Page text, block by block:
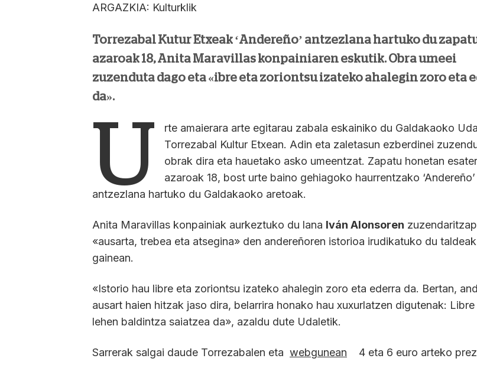
ARGAZKIA: Kulturklik
Torrezabal Kutur Etxeak ‘Andereño’ antzezlana hartuko du
azaroak 18, Anita Maravillas konpainiaren eskutik. Obra umeei
zuzenduta dago eta «ibre eta zoriontsu izateko ahalegin zoro eta
da».
U
rte amaierara arte egitarau zabala eskainiko du Galdakaoko
Torrezabal Kultur Etxean. Adin eta zaletasun ezberdinei
obrak dira eta hauetako asko umeentzat. Zapatu honetan
azaroak 18, bost urte baino gehiagoko haurrentzako ‘Andereño’
antzezlana hartuko du Galdakaoko aretoak.
Anita Maravillas konpainiak aurkeztuko du lana Iván Alonsoren
«ausarta, trebea eta atsegina» den andereñoren istorioa irudikatuko du
gainean.
«Istorio hau libre eta zoriontsu izateko ahalegin zoro eta ederra da. Bertan,
ausart haien hitzak jaso dira, belarrira honako hau xuxurlatzen digutenak:
lehen baldintza saiatzea da», azaldu dute Udaletik.
Sarrerak salgai daude Torrezabalen eta webgunean 4 eta 6 euro arteko